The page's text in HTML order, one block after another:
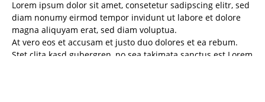
Lorem ipsum dolor sit amet, consetetur sadipscing elitr, sed
diam nonumy eirmod tempor invidunt ut labore et dolore
magna aliquyam erat, sed diam voluptua.
At vero eos et accusam et justo duo dolores et ea rebum.
Stet clita kasd gubergren, no sea takimata sanctus est Lorem